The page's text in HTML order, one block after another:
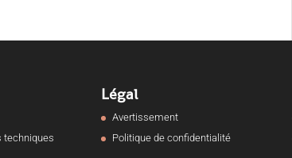
techniques
Légal
Avertissement
Politique de confidentialité